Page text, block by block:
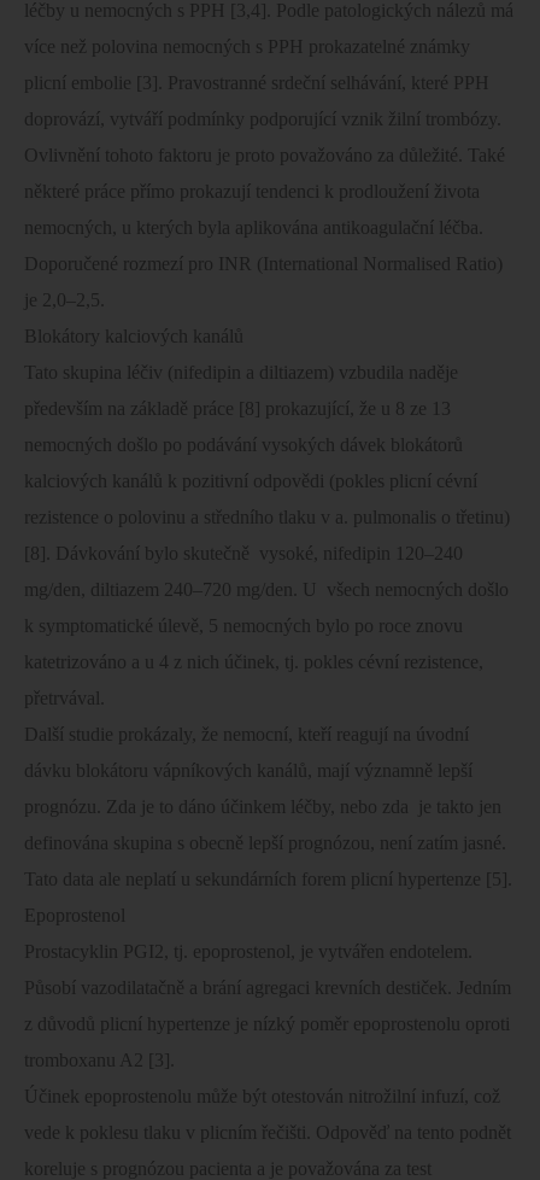
léčby u nemocných s PPH [3,4]. Podle patologických nálezů má
více než polovina nemocných s PPH prokazatelné známky
plicní embolie [3]. Pravostranné srdeční selhávání, které PPH
doprovází, vytváří podmínky podporující vznik žilní trombózy.
Ovlivnění tohoto faktoru je proto považováno za důležité. Také
některé práce přímo prokazují tendenci k prodloužení života
nemocných, u kterých byla aplikována antikoagulační léčba.
Doporučené rozmezí pro INR (International Normalised Ratio)
je 2,0–2,5.
Blokátory kalciových kanálů
Tato skupina léčiv (nifedipin a diltiazem) vzbudila naděje
především na základě práce [8] prokazující, že u 8 ze 13
nemocných došlo po podávání vysokých dávek blokátorů
kalciových kanálů k pozitivní odpovědi (pokles plicní cévní
rezistence o polovinu a středního tlaku v a. pulmonalis o třetinu)
[8]. Dávkování bylo skutečně vysoké, nifedipin 120–240
mg/den, diltiazem 240–720 mg/den. U
všech nemocných došlo
k symptomatické úlevě, 5 nemocných bylo po roce znovu
katetrizováno a u 4 z nich účinek, tj. pokles cévní rezistence,
přetrvával.
Další studie prokázaly, že nemocní, kteří reagují na úvodní
dávku blokátoru vápníkových kanálů, mají významně lepší
prognózu. Zda je to dáno účinkem léčby, nebo zda
je takto jen
definována skupina s obecně lepší prognózou, není zatím jasné.
Tato data ale neplatí u sekundárních forem plicní hypertenze [5].
Epoprostenol
Prostacyklin PGI2, tj. epoprostenol, je vytvářen endotelem.
Působí vazodilatačně a brání agregaci krevních destiček. Jedním
z důvodů plicní hypertenze je nízký poměr epoprostenolu oproti
tromboxanu A2 [3].
Účinek epoprostenolu může být otestován nitrožilní infuzí, což
vede k poklesu tlaku v plicním řečišti. Odpověď na tento podnět
koreluje s prognózou pacienta a je považována za test